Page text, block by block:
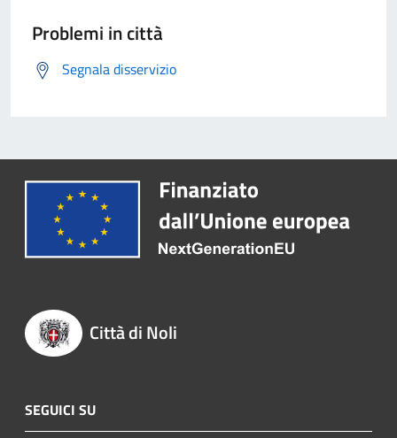
Problemi in città
Segnala disservizio
Città di Noli
SEGUICI SU